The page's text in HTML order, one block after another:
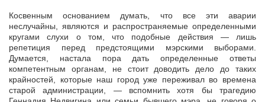
Косвенным основанием думать, что все эти аварии
неслучайны, являются и распространяемые определенными
кругами слухи о том, что подобные действия — лишь
репетиция перед предстоящими мэрскими выборами.
Думается, настала пора дать определенные ответы
компетентным органам, не стоит доводить дело до таких
крайностей, которые наш город уже переживал во времена
старой администрации, — вспомнить хотя бы трагедию